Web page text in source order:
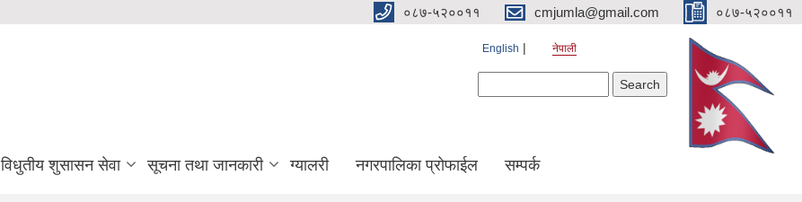
०८७-५२००११ cmjumla@gmail.com ०८७-५२००११
English नेपाली
विधुतीय शुसासन सेवा सूचना तथा जानकारी ग्यालरी नगरपालिका प्रोफाईल सम्पर्क